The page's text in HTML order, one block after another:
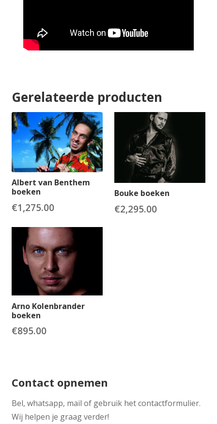
Gerelateerde producten
Albert van Benthem
boeken
€1,275.00
Bouke boeken
€2,295.00
Arno Kolenbrander
boeken
€895.00
Contact opnemen
​Bel, whatsapp, mail of gebruik het contactformulier.
Wij helpen je graag verder!